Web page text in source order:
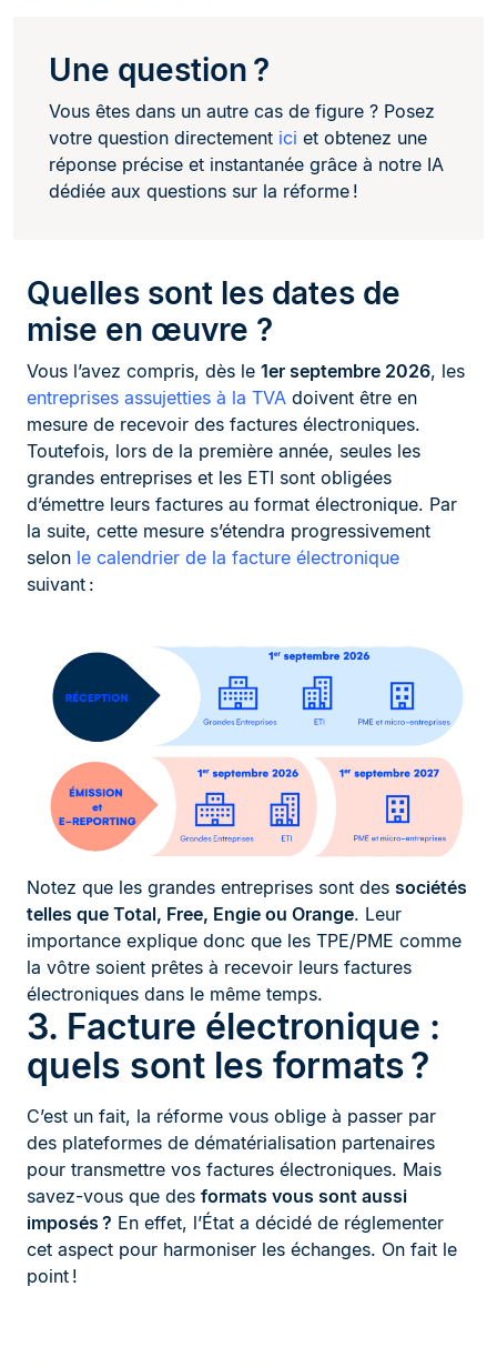
Une question ?
Vous êtes dans un autre cas de figure ? Posez
votre question directement ici et obtenez une
réponse précise et instantanée grâce à notre IA
dédiée aux questions sur la réforme !
Quelles sont les dates de
mise en œuvre ?
Vous l’avez compris, dès le 1er septembre 2026, les
entreprises assujetties à la TVA doivent être en
mesure de recevoir des factures électroniques.
Toutefois, lors de la première année, seules les
grandes entreprises et les ETI sont obligées
d’émettre leurs factures au format électronique. Par
la suite, cette mesure s’étendra progressivement
selon le calendrier de la facture électronique
suivant :
Notez que les grandes entreprises sont des sociétés
telles que Total, Free, Engie ou Orange. Leur
importance explique donc que les TPE/PME comme
la vôtre soient prêtes à recevoir leurs factures
électroniques dans le même temps.
3. Facture électronique :
quels sont les formats ?
C’est un fait, la réforme vous oblige à passer par
des plateformes de dématérialisation partenaires
pour transmettre vos factures électroniques. Mais
savez-vous que des formats vous sont aussi
imposés ? En effet, l’État a décidé de réglementer
cet aspect pour harmoniser les échanges. On fait le
point !